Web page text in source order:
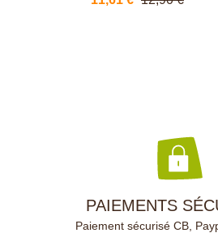
un parfum frais. Ce
multiusage est
Ecocert Greenlife et de
française.Puissant,
PAIEMENTS
Paiement sécurisé CB,